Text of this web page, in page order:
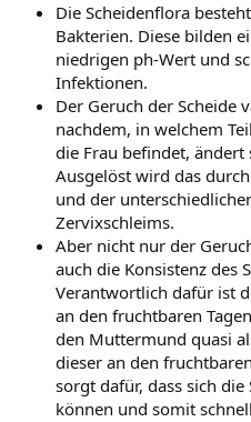
Die Scheidenflora
Bakterien. Diese bilden
niedrigen ph-Wert und
Infektionen.
Der Geruch der Scheide
nachdem, in welchem
die Frau befindet, ändert
Ausgelöst wird das
und der
Zervixschleims.
Aber nicht nur der
auch die Konsistenz des
Verantwortlich dafür ist
an den fruchtbaren
den Muttermund quasi
dieser an den
sorgt dafür, dass sich
können und somit